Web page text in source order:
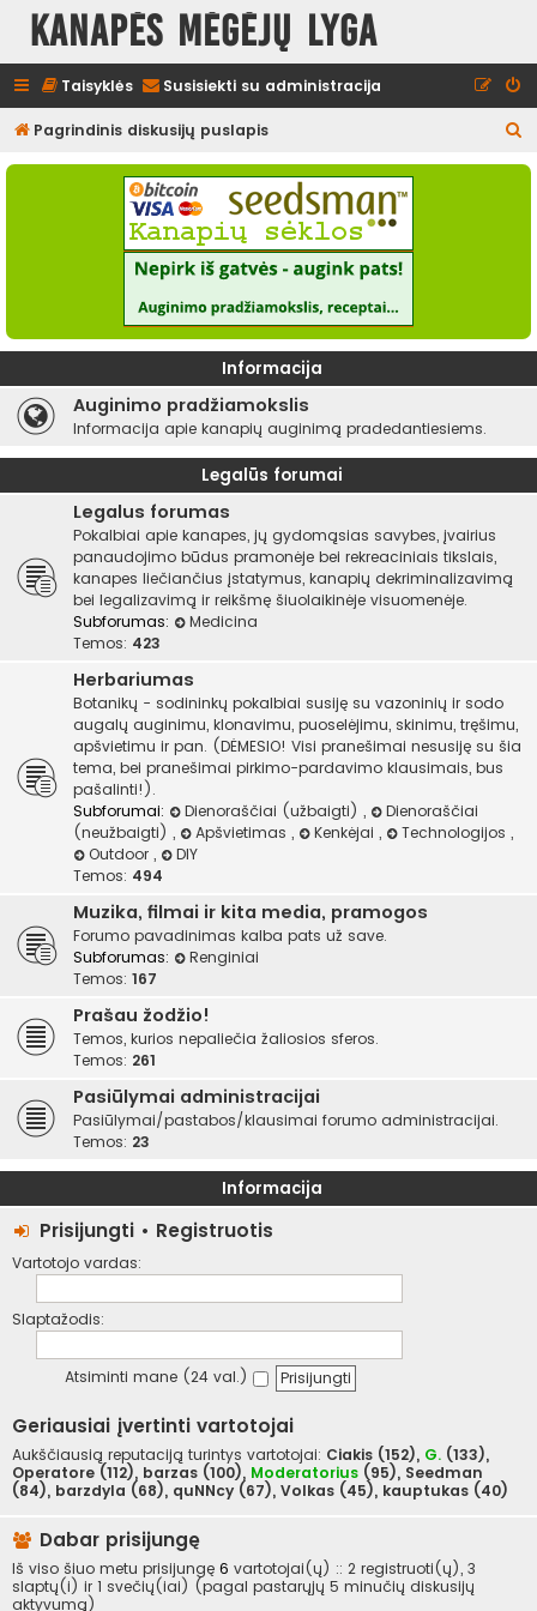
Kanapės mėgėjų lyga
Taisyklės Susisiekti su administracija
Pagrindinis diskusijų puslapis
e
Informacija
Auginimo pradžiamokslis
Informacija apie kanapių auginimą pradedantiesiems.
Legalūs forumai
Legalus forumas
Pokalbiai apie kanapes, jų gydomąsias savybes, įvairius
panaudojimo būdus pramonėje bei rekreaciniais tikslais,
kanapes liečiančius įstatymus, kanapių dekriminalizavimą
bei legalizavimą ir reikšmę šiuolaikinėje visuomenėje.
Subforumas:
Medicina
Temos: 423
Herbariumas
Botanikų - sodininkų pokalbiai susiję su vazoninių ir sodo
augalų auginimu, klonavimu, puoselėjimu, skinimu, tręšimu,
apšvietimu ir pan. (DĖMESIO! Visi pranešimai nesusiję su šia
tema, bei pranešimai pirkimo-pardavimo klausimais, bus
pašalinti!).
Subforumai:
Dienoraščiai (užbaigti) ,
Dienoraščiai
(neužbaigti) , Apšvietimas , Kenkėjai , Technologijos ,
Outdoor ,
DIY
Temos: 494
Muzika, filmai ir kita media, pramogos
Forumo pavadinimas kalba pats už save.
Subforumas:
Renginiai
Temos: 167
Prašau žodžio!
Temos, kurios nepaliečia žaliosios sferos.
Temos: 261
Pasiūlymai administracijai
Pasiūlymai/pastabos/klausimai forumo administracijai.
Temos: 23
Informacija
Prisijungti • Registruotis
Vartotojo vardas:
Slaptažodis:
Atsiminti mane (24 val.)
Geriausiai įvertinti vartotojai
Aukščiausią reputaciją turintys vartotojai: Ciakis (152), G. (133),
Operatore (112), barzas (100), Moderatorius (95), Seedman
(84), barzdyla (68), quNNcy (67), Volkas (45), kauptukas (40)
Dabar prisijungę
Iš viso šiuo metu prisijungę 6 vartotojai(ų) :: 2 registruoti(ų), 3
slaptų(i) ir 1 svečių(iai) (pagal pastarųjų 5 minučių diskusijų
aktyvumą)